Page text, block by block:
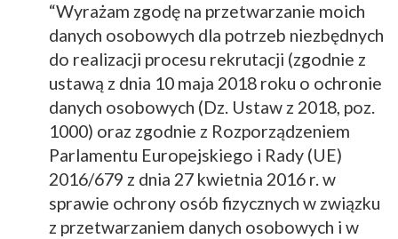
“Wyrażam zgodę na przetwarzanie moich
danych osobowych dla potrzeb niezbędnych
do realizacji procesu rekrutacji (zgodnie z
ustawą z dnia 10 maja 2018 roku o ochronie
danych osobowych (Dz. Ustaw z 2018, poz.
1000) oraz zgodnie z Rozporządzeniem
Parlamentu Europejskiego i Rady (UE)
2016/679 z dnia 27 kwietnia 2016 r. w
sprawie ochrony osób fizycznych w związku
z przetwarzaniem danych osobowych i w